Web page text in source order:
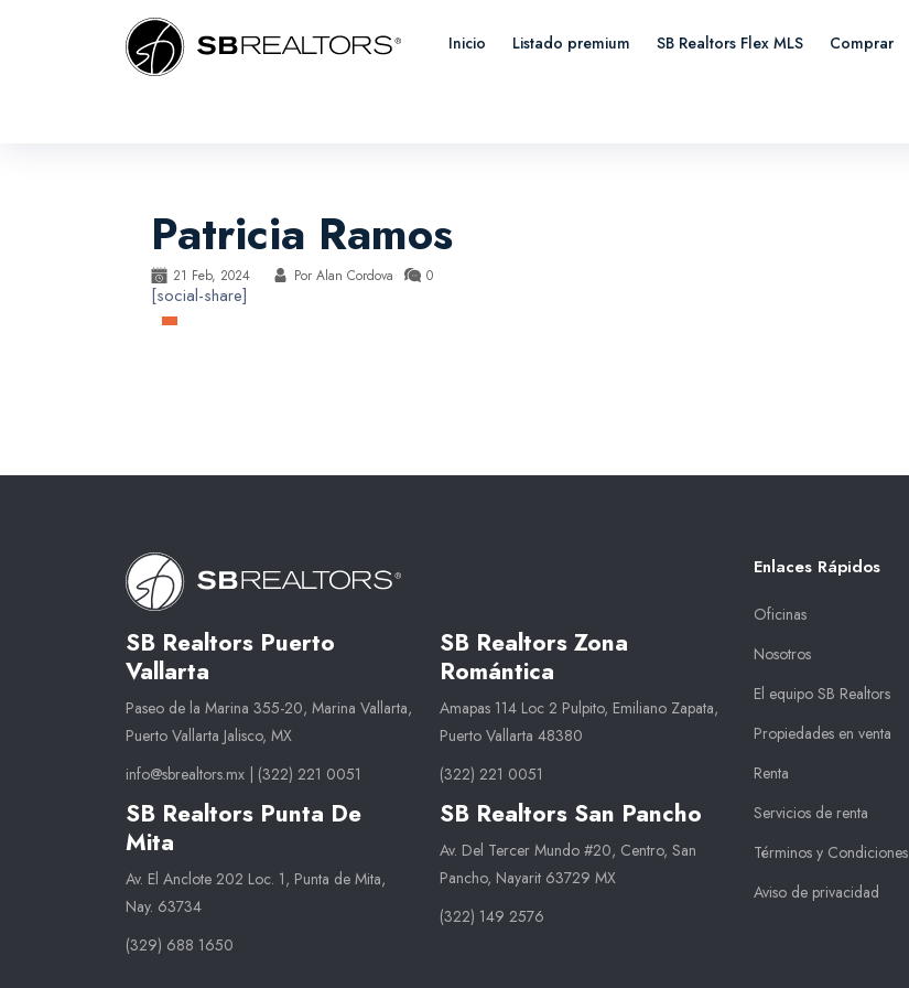
Inicio Listado premium SB Realtors Flex MLS Comprar
Patricia Ramos
21 Feb, 2024 Por Alan Cordova 0
[social-share]
SB Realtors Puerto
Vallarta
Paseo de la Marina 355-20, Marina Vallarta,
Puerto Vallarta Jalisco, MX
info@sbrealtors.mx
(322) 221 0051
SB Realtors Zona
Romántica
Amapas 114 Loc 2 Pulpito, Emiliano Zapata,
Puerto Vallarta 48380
(322) 221 0051
SB Realtors Punta De
Mita
Av. El Anclote 202 Loc. 1, Punta de Mita,
Nay. 63734
(329) 688 1650
SB Realtors San Pancho
Av. Del Tercer Mundo #20, Centro, San
Pancho, Nayarit 63729 MX
(322) 149 2576
Enlaces Rápidos
Oficinas
Nosotros
El equipo SB Realtors
Propiedades en venta
Renta
Servicios de renta
Términos y Condiciones
Aviso de privacidad